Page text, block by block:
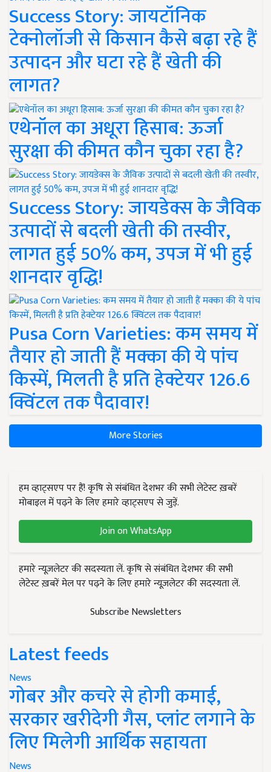
Success Story: जायटॉनिक
टेक्नोलॉजी से किसान कैसे बढ़ा रहे हैं
उत्पादन और घटा रहे हैं खेती की
लागत?
एथेनॉल का अधूरा हिसाब: ऊर्जा
सुरक्षा की कीमत कौन चुका रहा है?
Success Story: जायडेक्स के जैविक
उत्पादों से बदली खेती की तस्वीर,
लागत हुई 50% कम, उपज में भी हुई
शानदार वृद्धि!
Pusa Corn Varieties: कम समय में
तैयार हो जाती हैं मक्का की ये पांच
किस्में, मिलती है प्रति हेक्टेयर 126.6
क्विंटल तक पैदावार!
More Stories
हम व्हाट्सएप पर हैं! कृषि से संबंधित देशभर की सभी लेटेस्ट ख़बरें
मोबाइल में पढ़ने के लिए हमारे व्हाट्सएप से जुड़ें.
Join on WhatsApp
हमारे न्यूज़लेटर की सदस्यता लें. कृषि से संबंधित देशभर की सभी
लेटेस्ट ख़बरें मेल पर पढ़ने के लिए हमारे न्यूज़लेटर की सदस्यता लें.
Subscribe Newsletters
Latest feeds
News
गोबर और कचरे से होगी कमाई,
सरकार खरीदेगी गैस, प्लांट लगाने के
लिए मिलेगी आर्थिक सहायता
News